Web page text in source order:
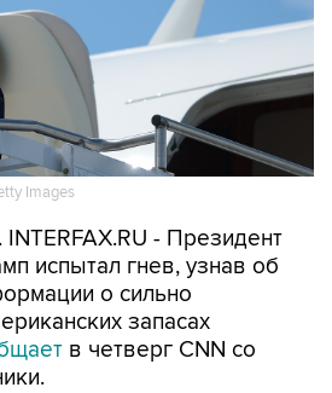
Images
INTERFAX.RU - Президент
испытал гнев, узнав об
о сильно
запасах
в четверг CNN со